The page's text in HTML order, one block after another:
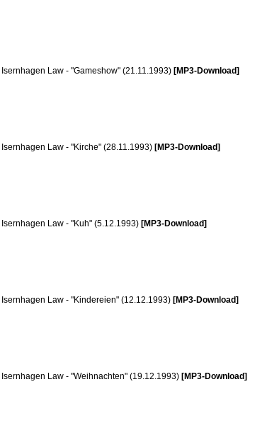
Isernhagen Law - "Gameshow" (21.11.1993) [MP3-Download]
Isernhagen Law - "Kirche" (28.11.1993) [MP3-Download]
Isernhagen Law - "Kuh" (5.12.1993) [MP3-Download]
Isernhagen Law - "Kindereien" (12.12.1993) [MP3-Download]
Isernhagen Law - "Weihnachten" (19.12.1993) [MP3-Download]